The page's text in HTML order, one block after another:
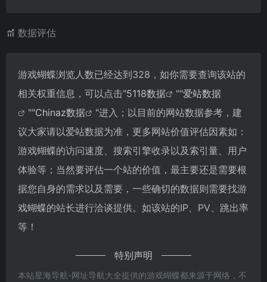
数据评估
游戏蝴蝶浏览人数已经达到328，如你需要查询该站的
相关权重信息，可以点击"5118数据 ""爱站数据
""Chinaz数据
"进入；以目前的网站数据参考，建
议大家请以爱站数据为准，更多网站价值评估因素如：
游戏蝴蝶的访问速度、搜索引擎收录以及索引量、用户
体验等；当然要评估一个站的价值，最主要还是需要根
据您自身的需求以及需要，一些确切的数据则需要找游
戏蝴蝶的站长进行洽谈提供。如该站的IP、PV、跳出率
等！
特别声明
本站星海导航-网址导航大全提供的游戏蝴蝶都来源于网络，不